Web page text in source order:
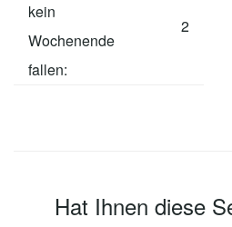
kein
Wochenende
fallen:
2
Hat Ihnen diese